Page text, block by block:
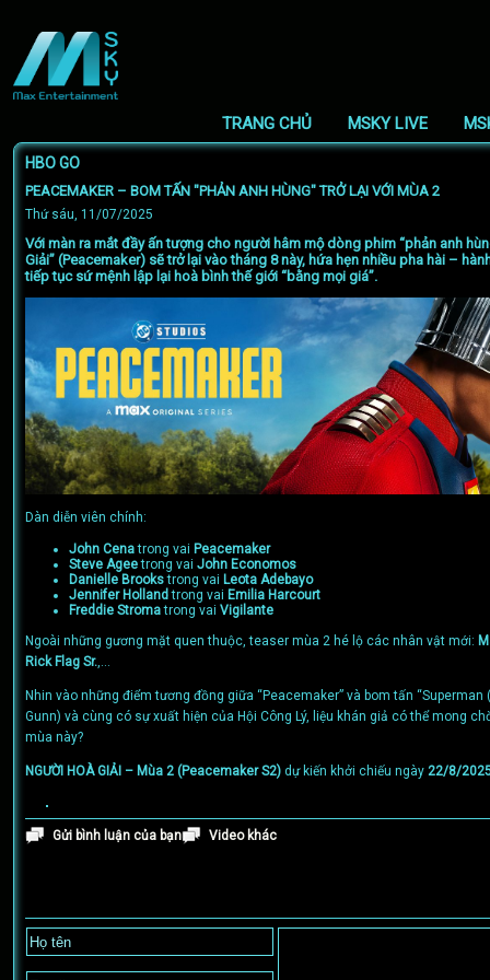
TRANG CHỦ MSKY LIVE
HBO GO
PEACEMAKER – BOM TẤN "PHẢN ANH HÙNG" TRỞ LẠI VỚI MÙA 2
Thứ sáu, 11/07/2025
Với màn ra mắt đầy ấn tượng cho người hâm mộ dòng phim “phản anh
Giải” (Peacemaker) sẽ trở lại vào tháng 8 này, hứa hẹn nhiều pha hài –
tiếp tục sứ mệnh lập lại hoà bình thế giới “bằng mọi giá”.
Dàn diễn viên chính:
John Cenatrong vai Peacemaker
Steve Ageetrong vai John Economos
Danielle Brookstrong vai Leota Adebayo
Jennifer Hollandtrong vai Emilia Harcourt
Freddie Stromatrong vai Vigilante
Ngoài những gương mặt quen thuộc, teaser mùa 2 hé lộ các nhân vật mới:
Rick Flag Sr.,…
Nhin vào những điểm tương đồng giữa “Peacemaker” và bom tấn
Gunn) và cùng có sự xuất hiện của Hội Công Lý, liệu khán giả có thể mong
mùa này?
NGƯỜI HOÀ GIẢI – Mùa 2 (Peacemaker S2) dự kiến khởi chiếu ngày 22/8/
Gửi bình luận của bạn Video khác